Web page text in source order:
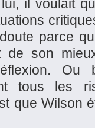
il voulait
parce
de son
tous les
que Wilson